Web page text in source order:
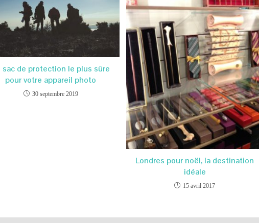
sac de protection le plus sûre
pour votre appareil photo
30 septembre 2019
Londres pour noël, la destination
idéale
15 avril 2017